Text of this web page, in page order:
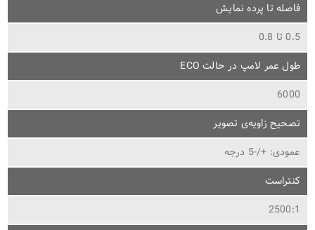
فاصله تا پرده نمایش
0.5 تا 0.8
طول عمر لامپ در حالت ECO
6000
تصحیح زاویه‌ی تصویر
عمودی: +/-5 درجه
کنتراست
2500:1